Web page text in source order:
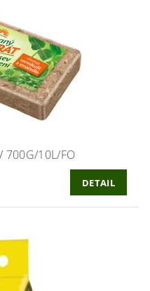
700G/10L/FO
DETAIL